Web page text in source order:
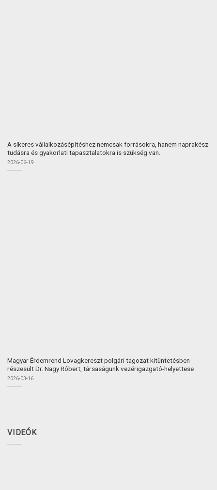
A sikeres vállalkozásépítéshez nemcsak forrásokra, hanem naprakész
tudásra és gyakorlati tapasztalatokra is szükség van.
2026-06-19
Magyar Érdemrend Lovagkereszt polgári tagozat kitüntetésben
részesült Dr. Nagy Róbert, társaságunk vezérigazgató-helyettese
2026-03-16
VIDEÓK